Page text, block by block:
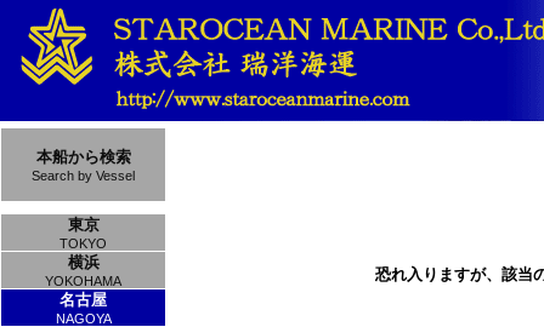
本船から検索
Search by Vessel
東京
TOKYO
横浜
YOKOHAMA
名古屋
NAGOYA
恐れ入りますが、該当